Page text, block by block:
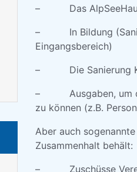
– Das
– In Bildung
Eingangsbereich)
– Die Sanierung
– Ausgaben, um die
zu können (z.B.
Aber auch
Zusammenhalt behält:
– Zuschüsse